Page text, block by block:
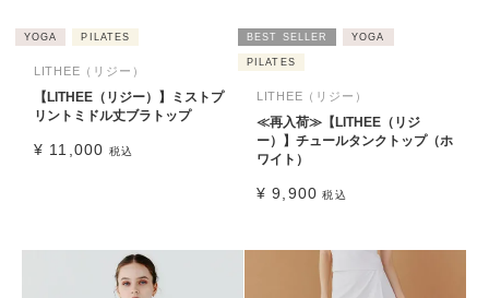
YOGA PILATES
LITHEE（リジー）
【LITHEE（リジー）】ミストプ
リントミドル丈ブラトップ
¥ 11,000 税込
BEST SELLER YOGA
PILATES
LITHEE（リジー）
≪再入荷≫【LITHEE（リジ
ー）】チュールタンクトップ（ホ
ワイト）
¥ 9,900 税込